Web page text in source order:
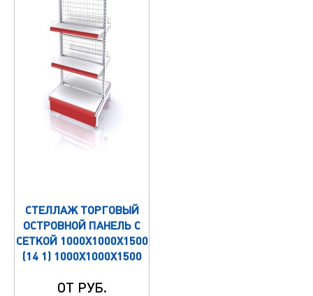
СТЕЛЛАЖ ТОРГОВЫЙ
ОСТРОВНОЙ ПАНЕЛЬ С
СЕТКОЙ 1000Х1000Х1500
(14 1) 1000X1000X1500
ОТ РУБ.